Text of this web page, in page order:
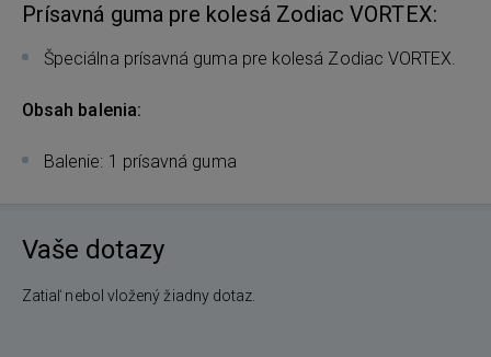
Prísavná guma pre kolesá Zodiac VORTEX:
Špeciálna prísavná guma pre kolesá Zodiac VORTEX.
Obsah balenia:
Balenie: 1 prísavná guma
Vaše dotazy
Zatiaľ nebol vložený žiadny dotaz.